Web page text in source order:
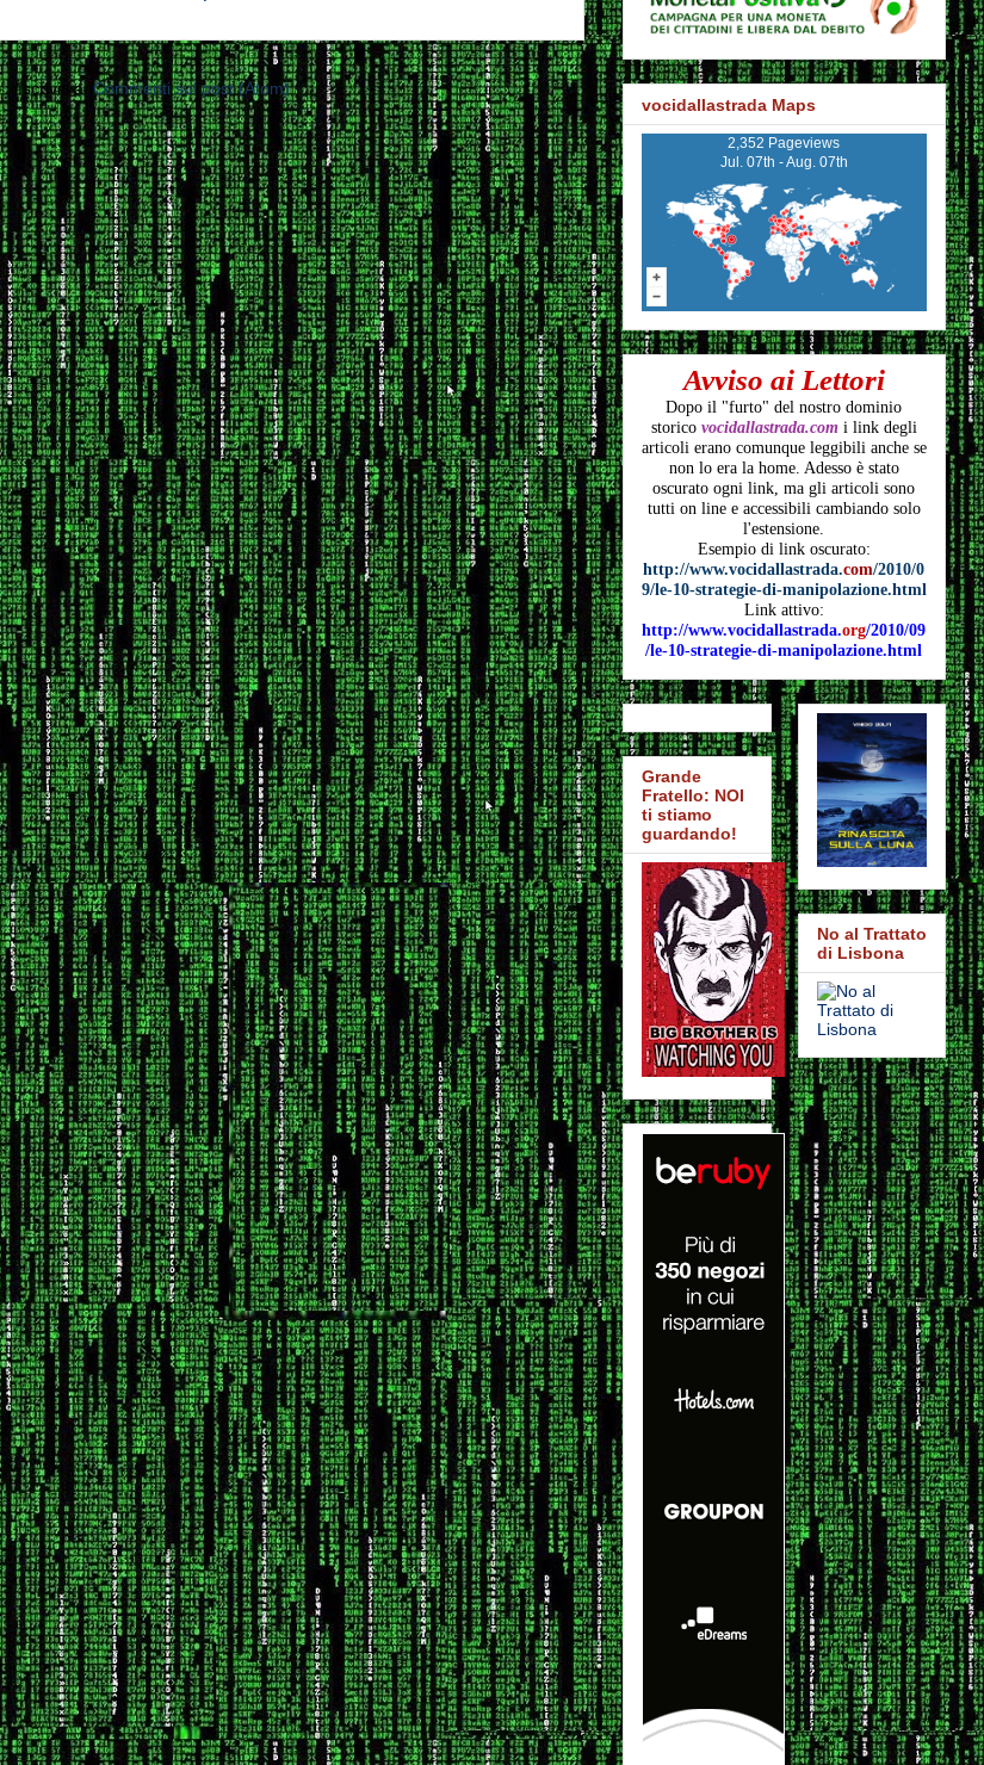
Iscriviti a: Commenti sul post (Atom)
vocidallastrada Maps
2,352 Pageviews
Jul. 07th - Aug. 07th
Avviso ai Lettori
Dopo il "furto" del nostro dominio
storico vocidallastrada.comi link degli
articoli erano comunque leggibili anche se
non lo era la home. Adesso è stato
oscurato ogni link, ma gli articoli sono
tutti on line e accessibili cambiando solo
l'estensione.
Esempio di link oscurato:
http://www.vocidallastrada.com/2010/0
9/le-10-strategie-di-manipolazione.html
Link attivo:
http://www.vocidallastrada.org/2010/09
/le-10-strategie-di-manipolazione.html
Grande
Fratello: NOI
ti stiamo
guardando!
No al Trattato
di Lisbona